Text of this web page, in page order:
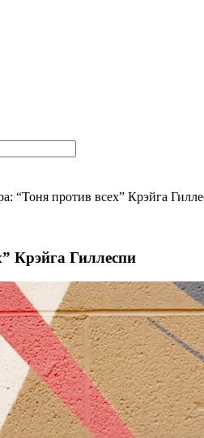
“Тоня против всех” Крэйга
Крэйга Гиллеспи